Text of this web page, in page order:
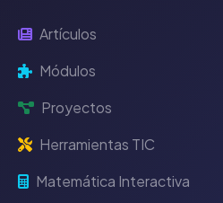
Artículos
Módulos
Proyectos
Herramientas TIC
Matemática Interactiva